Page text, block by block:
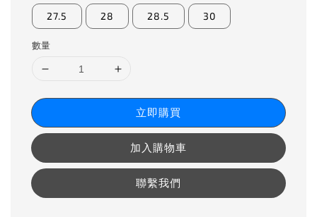
27.5 28 28.5 30
數量
立即購買
加入購物車
聯繫我們